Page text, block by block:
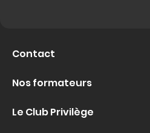
Contact
Nos formateurs
Le Club Privilège